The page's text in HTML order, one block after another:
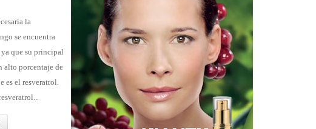
la
se encuentra
que su principal
alto porcentaje de
es el resveratrol.